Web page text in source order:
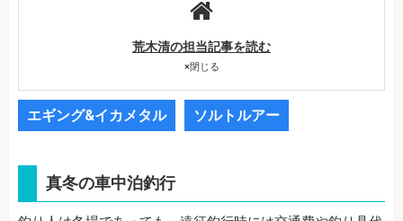
荒木清の担当記事を読む
×閉じる
エギング&イカメタル ソルトルアー
真冬の車中泊釣行